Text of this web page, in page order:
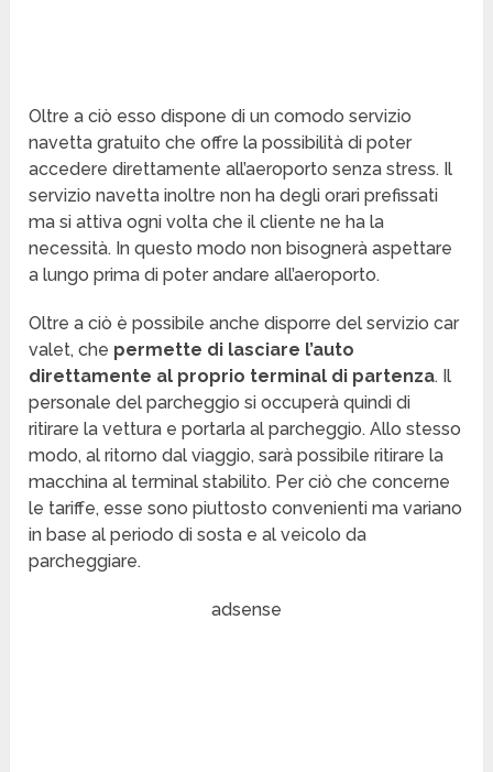
Oltre a ciò esso dispone di un comodo servizio
navetta gratuito che offre la possibilità di poter
accedere direttamente all’aeroporto senza stress. Il
servizio navetta inoltre non ha degli orari prefissati
ma si attiva ogni volta che il cliente ne ha la
necessità. In questo modo non bisognerà aspettare
a lungo prima di poter andare all’aeroporto.
Oltre a ciò è possibile anche disporre del servizio car
valet, che permette di lasciare l’auto
direttamente al proprio terminal di partenza. Il
personale del parcheggio si occuperà quindi di
ritirare la vettura e portarla al parcheggio. Allo stesso
modo, al ritorno dal viaggio, sarà possibile ritirare la
macchina al terminal stabilito. Per ciò che concerne
le tariffe, esse sono piuttosto convenienti ma variano
in base al periodo di sosta e al veicolo da
parcheggiare.
adsense